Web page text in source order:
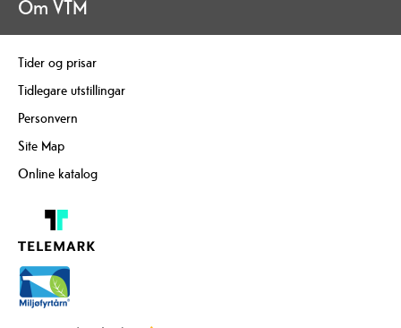
Om VTM
Tider og prisar
Tidlegare utstillingar
Personvern
Site Map
Online katalog